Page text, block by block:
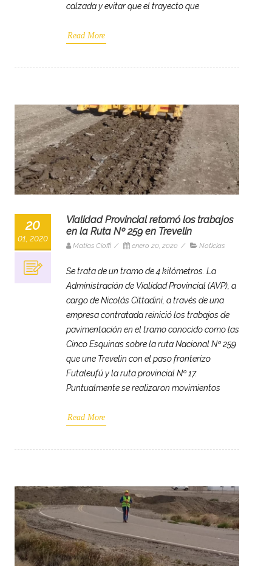
calzada y evitar que el trayecto que
Read More
20
01, 2020
Vialidad Provincial retomó los trabajos
en la Ruta Nº 259 en Trevelin
Matias Cioffi / enero 20, 2020 / Noticias
Se trata de un tramo de 4 kilómetros. La
Administración de Vialidad Provincial (AVP), a
cargo de Nicolás Cittadini, a través de una
empresa contratada reinició los trabajos de
pavimentación en el tramo conocido como las
Cinco Esquinas sobre la ruta Nacional Nº 259
que une Trevelin con el paso fronterizo
Futaleufú y la ruta provincial Nº 17.
Puntualmente se realizaron movimientos
Read More